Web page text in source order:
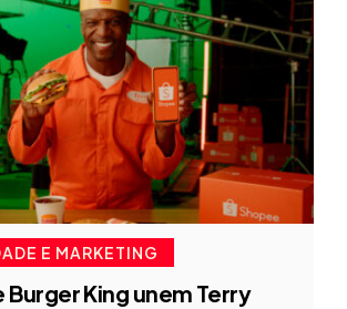
E MARKETING
Burger King unem Terry